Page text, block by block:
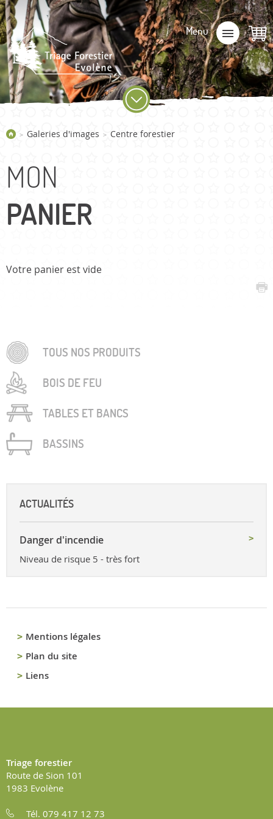
> Galeries d'images > Centre forestier
MON
PANIER
Votre panier est vide
TOUS NOS PRODUITS
BOIS DE FEU
TABLES ET BANCS
BASSINS
ACTUALITÉS
Danger d'incendie
Niveau de risque 5 - très fort
Mentions légales
Plan du site
Liens
Triage forestier
Route de Sion 101
1983 Evolène
Tél. 079 417 12 73